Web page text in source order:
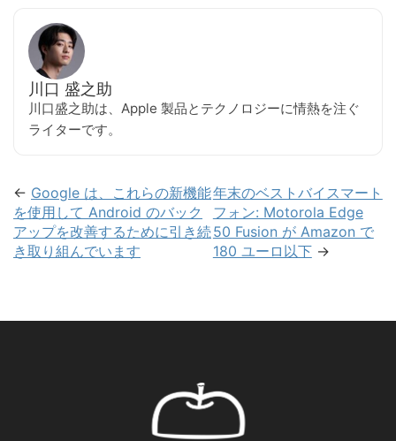
川口 盛之助
川口盛之助は、Apple 製品とテクノロジーに情熱を注ぐ
ライターです。
← Google は、これらの新機能
を使用して Android のバック
アップを改善するために引き続
き取り組んでいます
年末のベストバイスマート
フォン: Motorola Edge
50 Fusion が Amazon で
180 ユーロ以下→